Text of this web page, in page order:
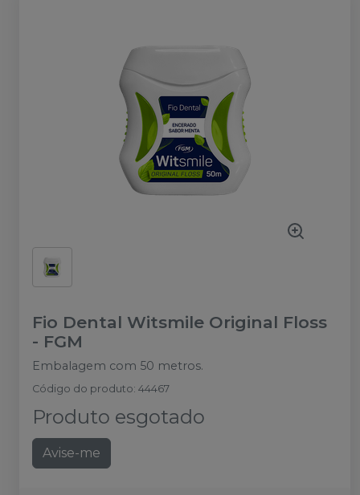
Fio Dental Witsmile Original Floss
- FGM
Embalagem com 50 metros.
Código do produto: 44467
Produto esgotado
Avise-me